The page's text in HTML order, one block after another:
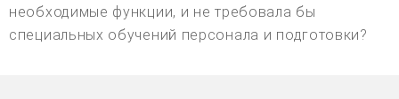
необходимые функции, и не требовала бы
специальных обучений персонала и подготовки?